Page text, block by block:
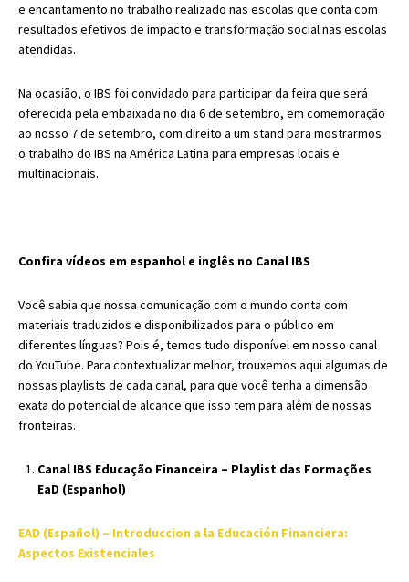
e encantamento no trabalho realizado nas escolas que conta com
resultados efetivos de impacto e transformação social nas escolas
atendidas.
Na ocasião, o IBS foi convidado para participar da feira que será
oferecida pela embaixada no dia 6 de setembro, em comemoração
ao nosso 7 de setembro, com direito a um stand para mostrarmos
o trabalho do IBS na América Latina para empresas locais e
multinacionais.
Confira vídeos em espanhol e inglês no Canal IBS
Você sabia que nossa comunicação com o mundo conta com
materiais traduzidos e disponibilizados para o público em
diferentes línguas? Pois é, temos tudo disponível em nosso canal
do YouTube. Para contextualizar melhor, trouxemos aqui algumas de
nossas playlists de cada canal, para que você tenha a dimensão
exata do potencial de alcance que isso tem para além de nossas
fronteiras.
Canal IBS Educação Financeira – Playlist das Formações
EaD (Espanhol)
EAD (Español) – Introduccion a la Educación Financiera:
Aspectos Existenciales